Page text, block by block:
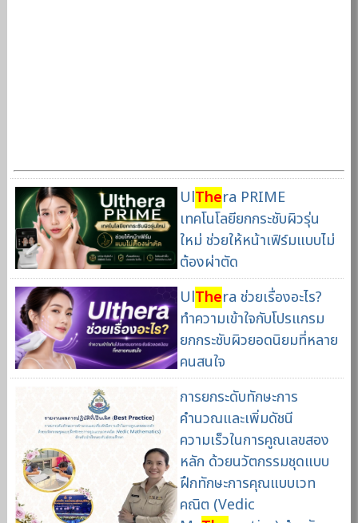
UlThera PRIME
เทคโนโลยียกกระชับผิวรุ่น
ใหม่ ช่วยให้หน้าเฟิร์มแบบไม่
ต้องผ่าตัด
UlThera ช่วยเรื่องอะไร?
ทำความเข้าใจกับโปรแกรม
ยกกระชับผิวยอดนิยมที่หลาย
คนสนใจ
การยกระดับทักษะการ
คำนวณและเพิ่มดัชนี
ความเร็วในการคูณเลขสอง
หลัก ด้วยนวัตกรรมชุดแบบ
ฝึกทักษะการคุณแบบเวท
คณิต (Vedic